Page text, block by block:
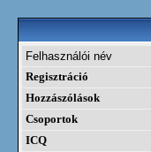
Felhasználói név
Regisztráció
Hozzászólások
Csoportok
ICQ